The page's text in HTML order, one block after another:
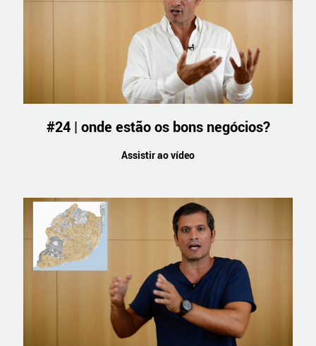
#24 | onde estão os bons negócios?
Assistir ao vídeo